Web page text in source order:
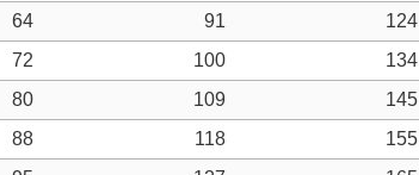
64 91 124
72 100 134
80 109 145
88 118 155